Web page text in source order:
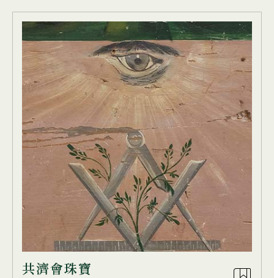
共濟會珠寶